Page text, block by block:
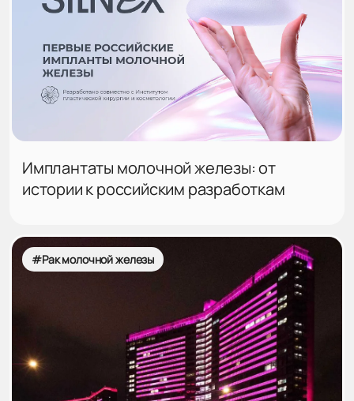
Имплантаты молочной железы: от
истории к российским разработкам
#Рак молочной железы